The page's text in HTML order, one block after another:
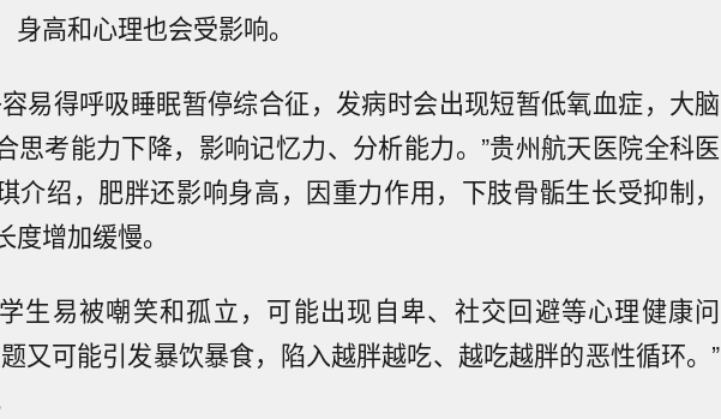
身高和心理也会受影响。
易得呼吸睡眠暂停综合征，发病时会出现短暂低氧血症，大脑
思考能力下降，影响记忆力、分析能力。”贵州航天医院全科医
介绍，肥胖还影响身高，因重力作用，下肢骨骺生长受抑制，
度增加缓慢。
生易被嘲笑和孤立，可能出现自卑、社交回避等心理健康问
又可能引发暴饮暴食，陷入越胖越吃、越吃越胖的恶性循环。”